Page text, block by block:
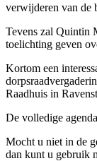
verwijderen van de
Tevens zal Quintin
toelichting geven
Kortom een
Raadhuis in
De volledige
Mocht u niet in de
dan kunt u gebruik